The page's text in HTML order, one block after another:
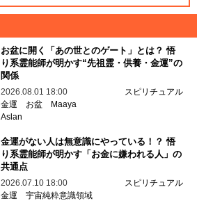
お盆に開く「あの世とのゲート」とは？ 悟
り系霊能師が明かす“先祖霊・供養・金運”の
関係
2026.08.01 18:00
スピリチュアル
金運
お盆
Maaya
Aslan
金運がない人は無意識にやっている！？ 悟
り系霊能師が明かす「お金に嫌われる人」の
共通点
2026.07.10 18:00
スピリチュアル
金運 宇宙純粋意識領域